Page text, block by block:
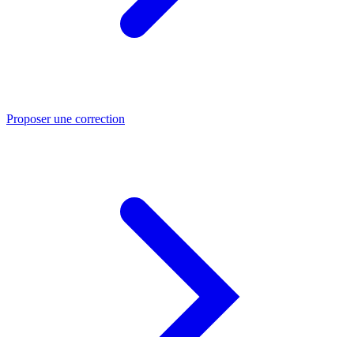
Proposer une correction